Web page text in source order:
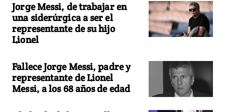
Jorge Messi, de trabajar en
una siderúrgica a ser el
representante de su hijo
Lionel
Fallece Jorge Messi, padre y
representante de Lionel
Messi, a los 68 años de edad